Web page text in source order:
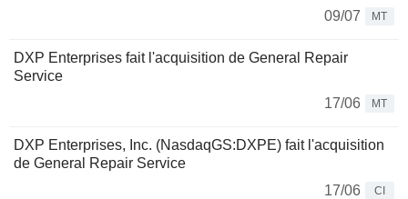
09/07
MT
DXP Enterprises fait l'acquisition de General Repair
Service
17/06
MT
DXP Enterprises, Inc. (NasdaqGS:DXPE) fait l'acquisition
de General Repair Service
17/06
CI